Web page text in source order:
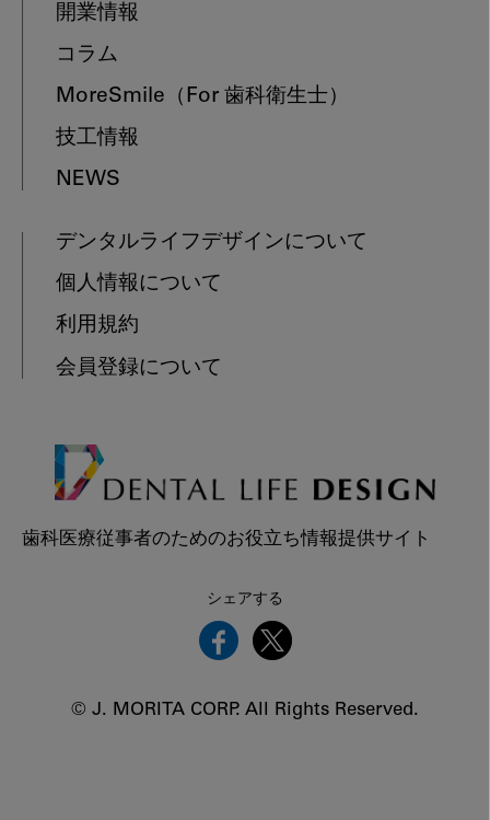
開業情報
コラム
MoreSmile （For 歯科衛生士）
技工情報
NEWS
デンタルライフデザインについて
個人情報について
利用規約
会員登録について
歯科医療従事者のためのお役立ち情報提供サイト
シェアする
© J. MORITA CORP. All Rights Reserved.